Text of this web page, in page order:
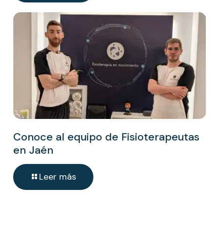
Conoce al equipo de Fisioterapeutas
en Jaén
Leer más